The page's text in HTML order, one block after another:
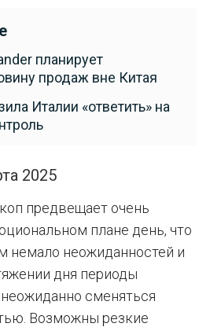
планирует
продаж вне Китая
Италии «ответить» на
2025
предвещает очень
плане день, что
немало неожиданностей и
дня периоды
сменяться
Возможны резкие